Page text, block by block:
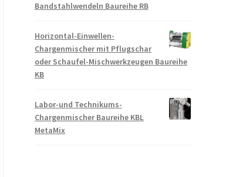
Bandstahlwendeln Baureihe RB
Horizontal-Einwellen-
Chargenmischer mit Pflugschar
oder Schaufel-Mischwerkzeugen Baureihe
KB
Labor-und Technikums-
Chargenmischer Baureihe KBL
MetaMix